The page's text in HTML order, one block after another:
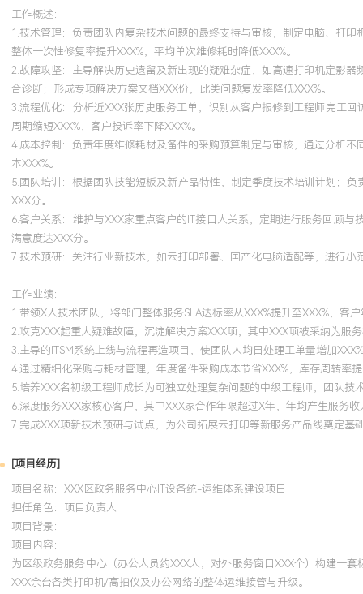
办公设备运维场景，高效解决因VLAN划分不当、策略路由错误导致
享失败等跨领域问题，此类问题的定位时间平均减少XXX%。
工作概述：
1.技术管理：负责团队内复杂技术问题的最终支持与审核，制定电脑、打
整体一次性修复率提升XXX%，平均单次维修耗时降低XXX%。
2.故障攻坚：主导解决历史遗留及新出现的疑难杂症，如高速打印机定影
合诊断；形成专项解决方案文档XXX份，此类问题复发率降低XXX%。
3.流程优化：分析近XXX张历史服务工单，识别从客户报修到工程师完工
周期缩短XXX%，客户投诉率下降XXX%。
4.成本控制：负责年度维修耗材及备件的采购预算制定与审核，通过分析
本XXX%。
5.团队培训：根据团队技能短板及新产品特性，制定季度技术培训计划；
XXX分。
6.客户关系：维护与XXX家重点客户的IT接口人关系，定期进行服务回顾
满意度达XXX分。
7.技术预研：关注行业新技术，如云打印部署、国产化电脑适配等，进行
工作业绩：
1.带领X人技术团队，将部门整体服务SLA达标率从XXX%提升至XXX%，客
2.攻克XXX起重大疑难故障，沉淀解决方案XXX项，其中XXX项被采纳为服
3.主导的ITSM系统上线与流程再造项目，使团队人均日处理工单量增加
4.通过精细化采购与耗材管理，年度备件采购成本节省XXX%，库存周转率提
5.培养XXX名初级工程师成长为可独立处理复杂问题的中级工程师，团队技
6.深度服务XXX家核心客户，其中XXX家合作年限超过X年，年均产生服务收
7.完成XXX项新技术预研与试点，为公司拓展云打印等新服务产品线奠定基
[项目经历]
项目名称：XXX区政务服务中心IT设备统-运维体系建设项日
担任角色： 项目负责人
项目背景：
项目内容：
为区级政务服务中心（办公人员约XXX人，对外服务窗口XXX个）构建一
XXX余台各类打印机/高拍仪及办公网络的整体运维接管与升级。